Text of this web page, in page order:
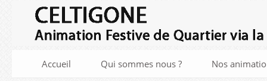
Accueil Qui sommes nous ? Nos